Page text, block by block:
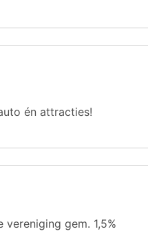
én attracties!
gem. 1,5%